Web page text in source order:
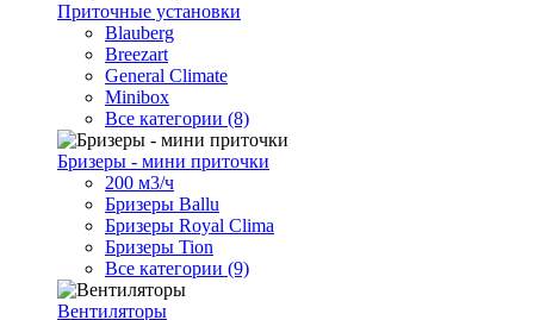
Приточные установки
Blauberg
Breezart
General Climate
Minibox
Все категории (8)
Бризеры - мини приточки
200 м3/ч
Бризеры Ballu
Бризеры Royal Clima
Бризеры Tion
Все категории (9)
Вентиляторы